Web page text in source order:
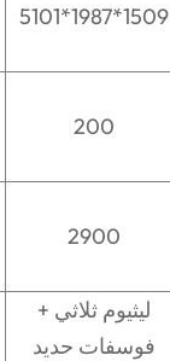
5101*1987*1509
200
2900
ليثيوم ثلاثي +
فوسفات حديد